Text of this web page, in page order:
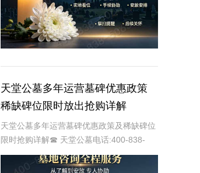
天堂公墓多年运营墓碑优惠政策
稀缺碑位限时放出抢购详解
天堂公墓多年运营墓碑优惠政策及稀缺碑位
限时抢购详解☎ 天堂公墓电话:400-838-
5063天堂公墓，作为一家历史悠久的公墓，
多年来一直致力于为家属提供最优质、最便